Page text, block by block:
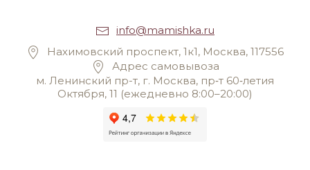
info@mamishka.ru
Нахимовский проспект, 1к1, Москва, 117556
Адрес самовывоза
м. Ленинский пр-т, г. Москва, пр‑т 60‑летия
Октября, 11 (ежедневно 8:00–20:00)